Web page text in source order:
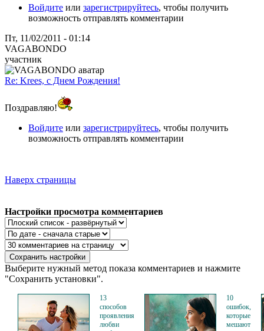
Войдите или зарегистрируйтесь, чтобы получить
возможность отправлять комментарии
Пт, 11/02/2011 - 01:14
VAGABONDO
участник
Re: Krees, с Днем Рождения!
Поздравляю!
Войдите или зарегистрируйтесь, чтобы получить
возможность отправлять комментарии
Наверх страницы
Настройки просмотра комментариев
Выберите нужный метод показа комментариев и нажмите
"Сохранить установки".
13
способов
проявления
любви
10
ошибок,
которые
мешают